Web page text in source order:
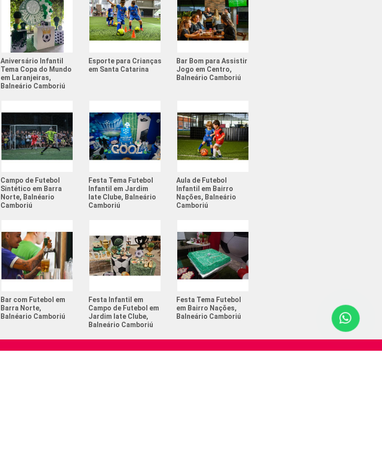
Quadra de Society
Quadra Sintética Coberta
Quadra Society para Alugar
Resenha Futebol Society
Society para Alugar
Tema de Aniversário Futebol
Valor Aluguel Quadra Society
Aniversário com Tema de Futebol
Atividade Física para Crianças
Campeonato de Futebol Amador
Campeonato de Futebol Society
Com quantos anos posso colocar meu filho
no futebol?
adolescência
Aniversário Infantil
Tema Copa do Mundo
em Laranjeiras,
Balneário Camboriú
Esporte para Crianças
em Santa Catarina
Bar Bom para Assistir
Jogo em Centro,
Balneário Camboriú
Campo de Futebol
Sintético em Barra
Norte, Balnéario
Camboriú
Festa Tema Futebol
Infantil em Jardim
Iate Clube, Balneário
Camboriú
Aula de Futebol
Infantil em Bairro
Nações, Balneário
Camboriú
Bar com Futebol em
Barra Norte,
Balnéario Camboriú
Festa Infantil em
Campo de Futebol em
Jardim Iate Clube,
Balneário Camboriú
Festa Tema Futebol
em Bairro Nações,
Balneário Camboriú